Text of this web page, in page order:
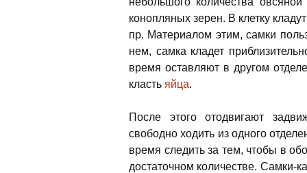
конопляных зерен. В клетку
пр. Материалом этим, самки
нем, самка кладет
время оставляют в другом
класть яйца.
После этого отодвигают
свободно ходить из одного
время следить за тем, чтобы в
достаточном количестве. Самки-